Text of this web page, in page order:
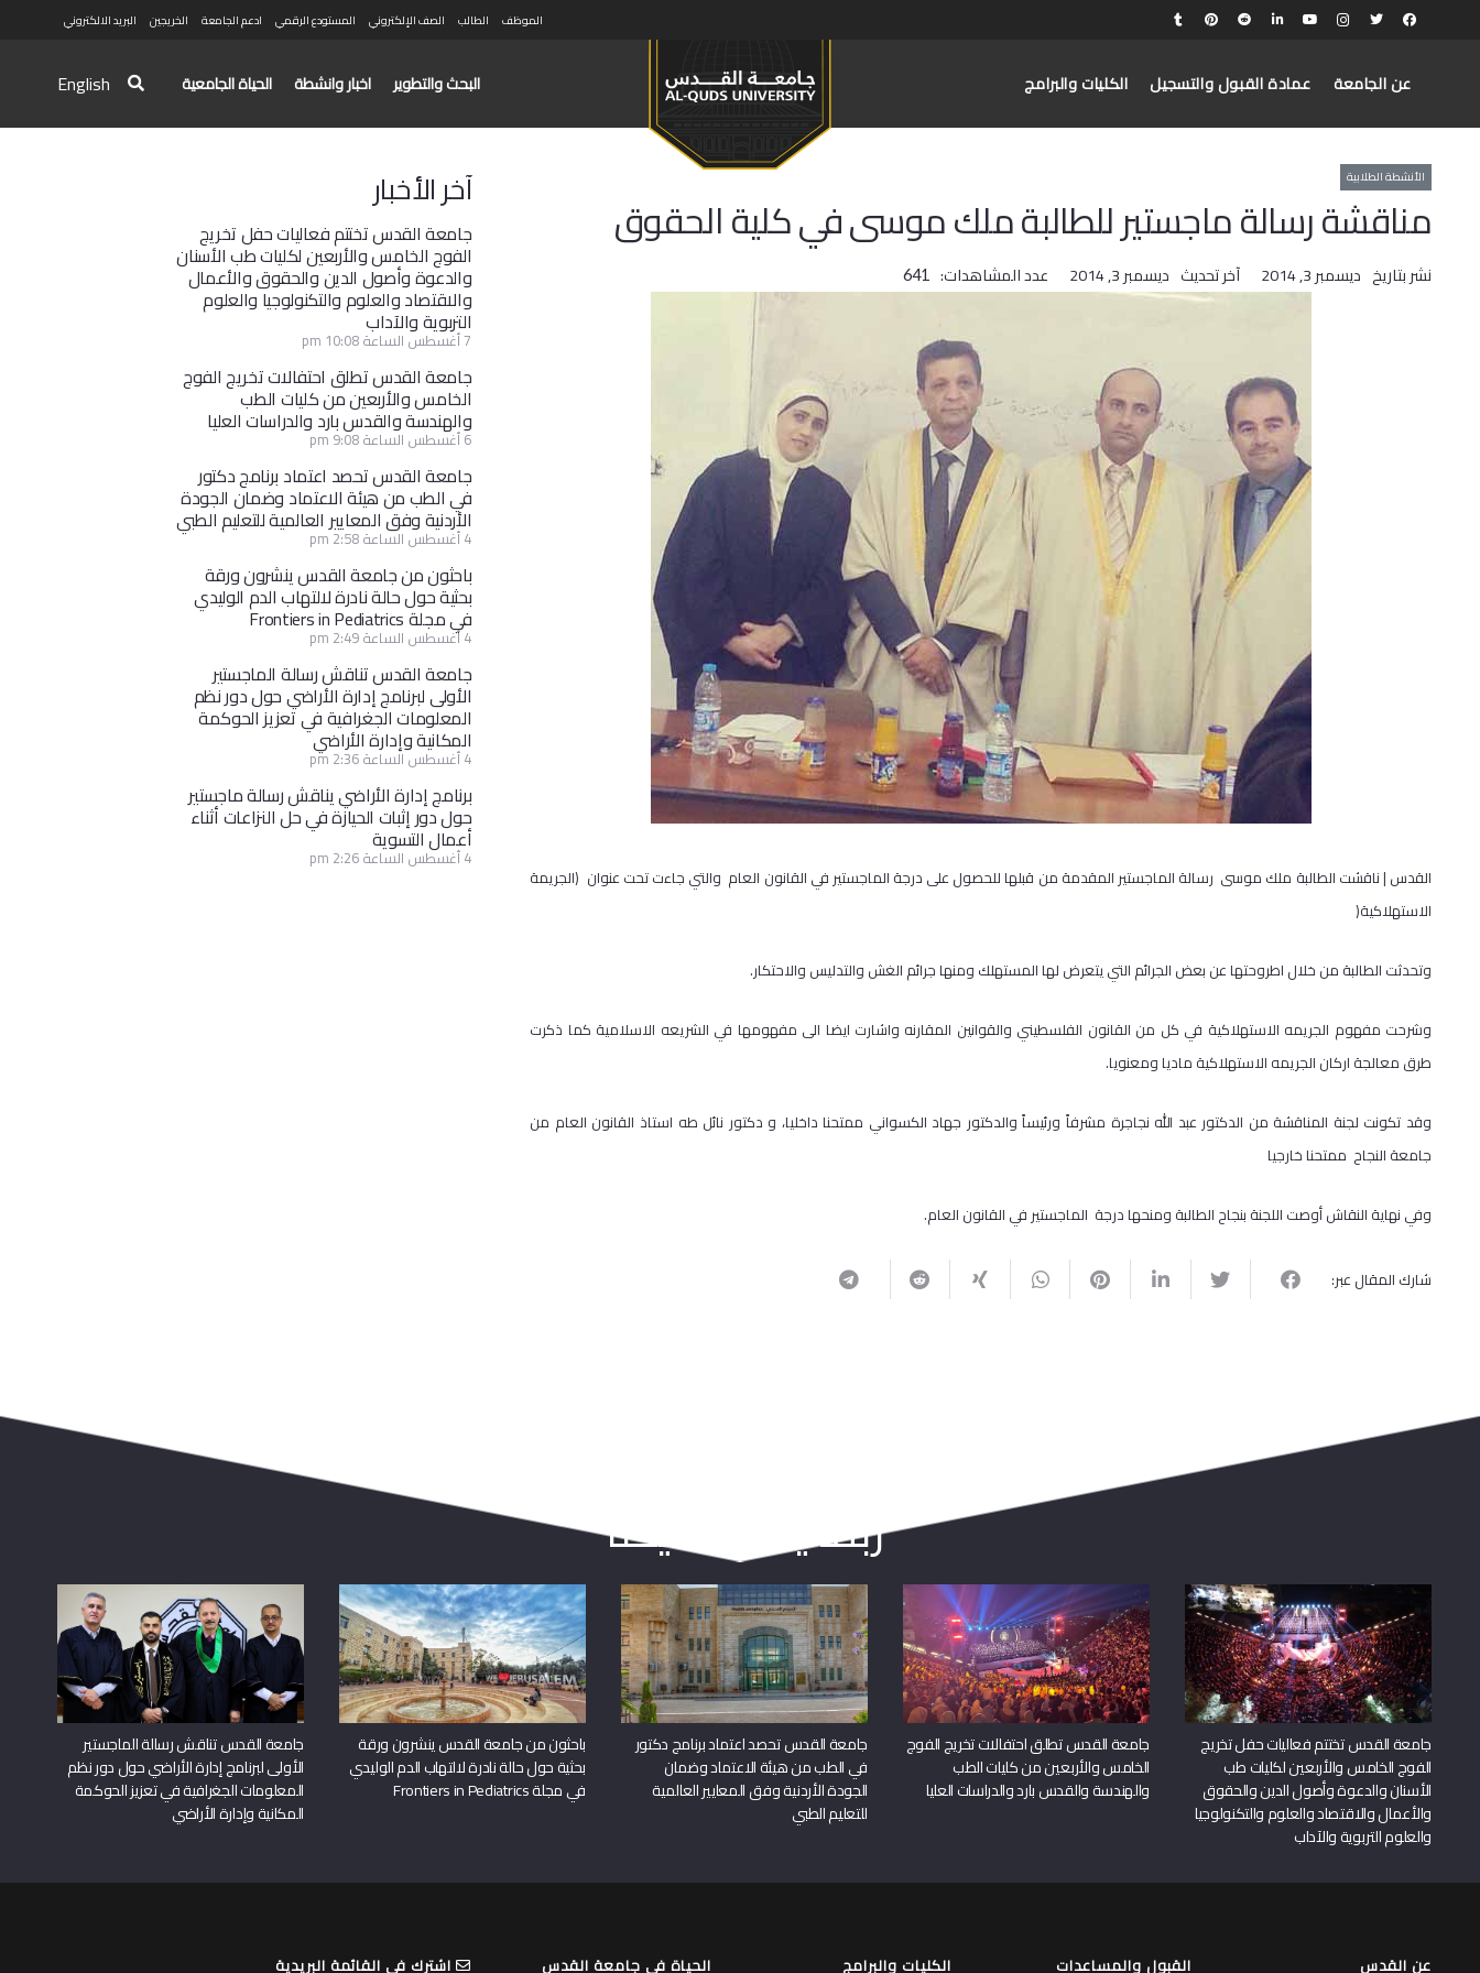
الموظف الطالب الصف الإلكتروني المستودع الرقمي ادعم الجامعة الخريجين البريد الالكتروني
عن الجامعة عمادة القبول والتسجيل الكليات والبرامج البحث والتطوير اخبار وانشطة الحياة الجامعية English
الأنشطة الطلابية
مناقشة رسالة ماجستير للطالبة ملك موسى في كلية الحقوق
نشر بتاريخ ديسمبر 3, 2014 آخر تحديث ديسمبر 3, 2014 عدد المشاهدات: 641
القدس | ناقشت الطالبة ملك موسى رسالة الماجستير المقدمة من قبلها للحصول على درجة الماجستير في القانون العام والتي جاءت تحت عنوان (الجريمة
الاستهلاكية)
وتحدثت الطالبة من خلال اطروحتها عن بعض الجرائم التي يتعرض لها المستهلك ومنها جرائم الغش والتدليس والاحتكار.
وشرحت مفهوم الجريمه الاستهلاكية في كل من القانون الفلسطيني والقوانين المقارنه واشارت ايضا الى مفهومها في الشريعه الاسلامية كما ذكرت
طرق معالجة اركان الجريمه الاستهلاكية ماديا ومعنويا.
وقد تكونت لجنة المناقشة من الدكتور عبد الله نجاجرة مشرفاً ورئيساً والدكتور جهاد الكسواني ممتحنا داخليا، و دكتور نائل طه استاذ القانون العام من
جامعة النجاح ممتحنا خارجيا
وفي نهاية النقاش أوصت اللجنة بنجاح الطالبة ومنحها درجة الماجستير في القانون العام.
شارك المقال عبر:
آخر الأخبار
جامعة القدس تختتم فعاليات حفل تخريج
الفوج الخامس والأربعين لكليات طب الأسنان
والدعوة وأصول الدين والحقوق والأعمال
والاقتصاد والعلوم والتكنولوجيا والعلوم
التربوية والآداب
7 أغسطس الساعة 10:08 pm
جامعة القدس تطلق احتفالات تخريج الفوج
الخامس والأربعين من كليات الطب
والهندسة والقدس بارد والدراسات العليا
6 أغسطس الساعة 9:08 pm
جامعة القدس تحصد اعتماد برنامج دكتور
في الطب من هيئة الاعتماد وضمان الجودة
الأردنية وفق المعايير العالمية للتعليم الطبي
4 أغسطس الساعة 2:58 pm
باحثون من جامعة القدس ينشرون ورقة
بحثية حول حالة نادرة لالتهاب الدم الوليدي
في مجلة Frontiers in Pediatrics
4 أغسطس الساعة 2:49 pm
جامعة القدس تناقش رسالة الماجستير
الأولى لبرنامج إدارة الأراضي حول دور نظم
المعلومات الجغرافية في تعزيز الحوكمة
المكانية وإدارة الأراضي
4 أغسطس الساعة 2:36 pm
برنامج إدارة الأراضي يناقش رسالة ماجستير
حول دور إثبات الحيازة في حل النزاعات أثناء
أعمال التسوية
4 أغسطس الساعة 2:26 pm
ربما يعجبك أيضا
جامعة القدس تختتم فعاليات حفل تخريج
الفوج الخامس والأربعين لكليات طب
الأسنان والدعوة وأصول الدين والحقوق
والأعمال والاقتصاد والعلوم والتكنولوجيا
والعلوم التربوية والآداب
جامعة القدس تطلق احتفالات تخريج الفوج
الخامس والأربعين من كليات الطب
والهندسة والقدس بارد والدراسات العليا
جامعة القدس تحصد اعتماد برنامج دكتور
في الطب من هيئة الاعتماد وضمان
الجودة الأردنية وفق المعايير العالمية
للتعليم الطبي
باحثون من جامعة القدس ينشرون ورقة
بحثية حول حالة نادرة لالتهاب الدم الوليدي
في مجلة Frontiers in Pediatrics
جامعة القدس تناقش رسالة الماجستير
الأولى لبرنامج إدارة الأراضي حول دور نظم
المعلومات الجغرافية في تعزيز الحوكمة
المكانية وإدارة الأراضي
عن القدس القبول والمساعدات الكليات والبرامج الحياة في جامعة القدس اشترك في القائمة البريدية